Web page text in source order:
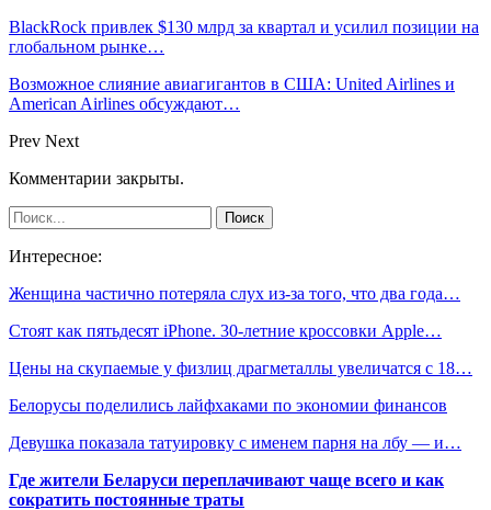
BlackRock привлек $130 млрд за квартал и усилил позиции на
глобальном рынке…
Возможное слияние авиагигантов в США: United Airlines и
American Airlines обсуждают…
Prev Next
Комментарии закрыты.
Интересное:
Женщина частично потеряла слух из-за того, что два года…
Стоят как пятьдесят iPhone. 30-летние кроссовки Apple…
Цены на скупаемые у физлиц драгметаллы увеличатся с 18…
Белорусы поделились лайфхаками по экономии финансов
Девушка показала татуировку с именем парня на лбу — и…
Где жители Беларуси переплачивают чаще всего и как
сократить постоянные траты